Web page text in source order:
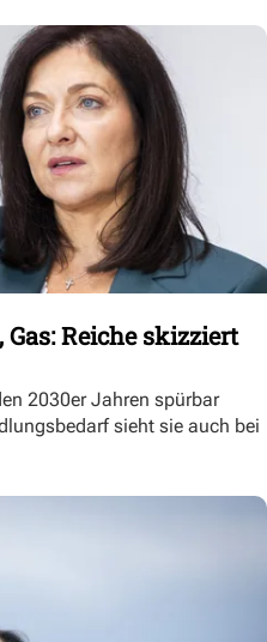
Reiche skizziert
2030er Jahren spürbar
sieht sie auch bei